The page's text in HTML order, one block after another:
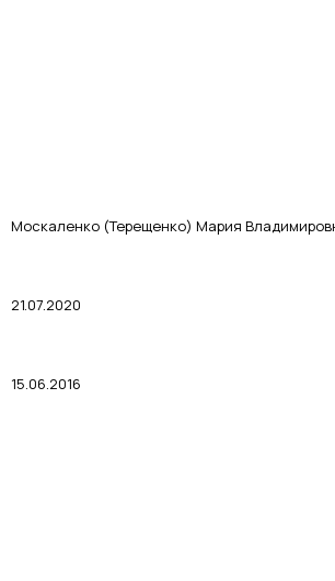
Москаленко (Терещенко) Мария
21.07.2020
15.06.2016